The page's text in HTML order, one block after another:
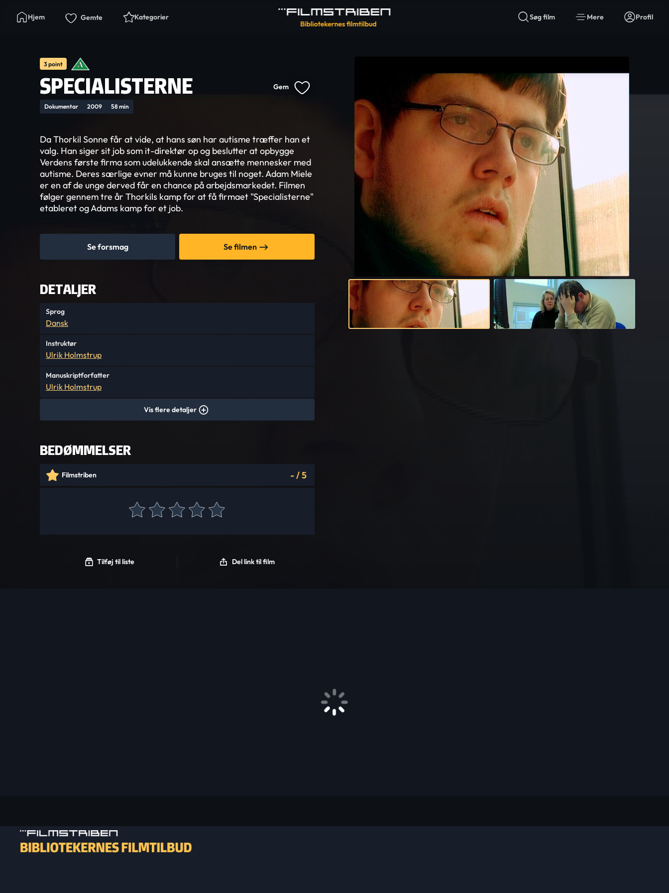
Hjem Gemte Kategorier Søg film Mere Profil
3 point
SPECIALISTERNE Gem
Dokumentar 2009 58 min
Da Thorkil Sonne får at vide, at hans søn har autisme træffer han et
valg. Han siger sit job som it-direktør op og beslutter at opbygge
Verdens første firma som udelukkende skal ansætte mennesker med
autisme. Deres særlige evner må kunne bruges til noget. Adam Miele
er en af de unge derved får en chance på arbejdsmarkedet. Filmen
følger gennem tre år Thorkils kamp for at få firmaet "Specialisterne"
etableret og Adams kamp for et job.
Se forsmag Se filmen
DETALJER
Sprog
Dansk
Instruktør
Ulrik Holmstrup
Manuskriptforfatter
Ulrik Holmstrup
Vis flere detaljer
BEDØMMELSER
Filmstriben -/5
Tilføj til liste Del link til film